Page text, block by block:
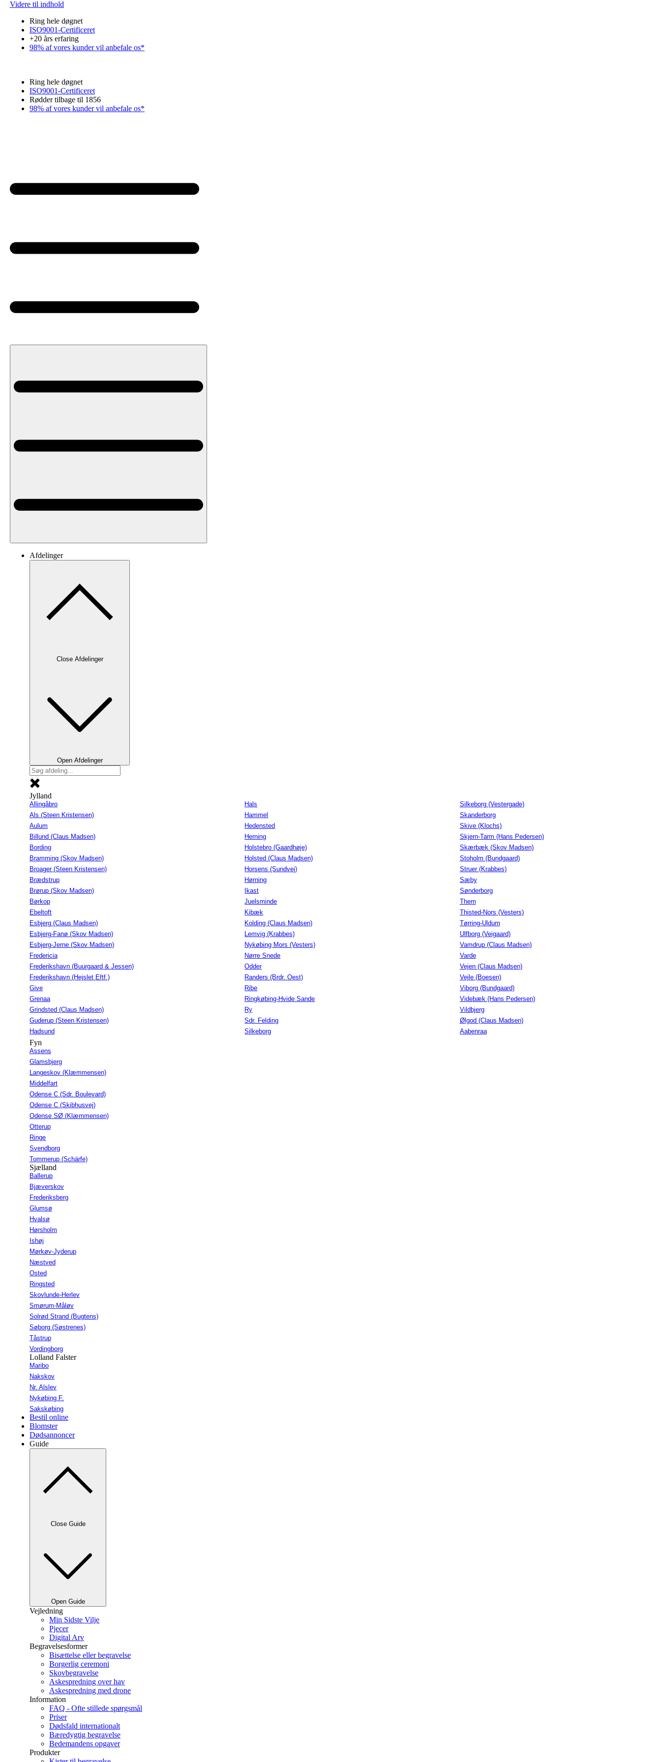
Videre til indhold
Ring hele døgnet
ISO9001-Certificeret
+20 års erfaring
98% af vores kunder vil anbefale os*
Ring hele døgnet
ISO9001-Certificeret
Rødder tilbage til 1856
98% af vores kunder vil anbefale os*
Afdelinger
Close Afdelinger
Open Afdelinger
Jylland
Allingåbro
Als (Steen Kristensen)
Aulum
Billund (Claus Madsen)
Bording
Bramming (Skov Madsen)
Broager (Steen Kristensen)
Brædstrup
Brørup (Skov Madsen)
Børkop
Ebeltoft
Esbjerg (Claus Madsen)
Esbjerg-Fanø (Skov Madsen)
Esbjerg-Jerne (Skov Madsen)
Fredericia
Frederikshavn (Buurgaard & Jessen)
Frederikshavn (Hejslet Eftf.)
Give
Grenaa
Grindsted (Claus Madsen)
Guderup (Steen Kristensen)
Hadsund
Hals
Hammel
Hedensted
Herning
Holstebro (Gaardhøje)
Holsted (Claus Madsen)
Horsens (Sundvej)
Hørning
Ikast
Juelsminde
Kibæk
Kolding (Claus Madsen)
Lemvig (Krabbes)
Nykøbing Mors (Vesters)
Nørre Snede
Odder
Randers (Brdr. Oest)
Ribe
Ringkøbing-Hvide Sande
Ry
Sdr. Felding
Silkeborg
Silkeborg (Vestergade)
Skanderborg
Skive (Klochs)
Skjern-Tarm (Hans Pedersen)
Skærbæk (Skov Madsen)
Stoholm (Bundgaard)
Struer (Krabbes)
Sæby
Sønderborg
Them
Thisted-Nors (Vesters)
Tørring-Uldum
Ulfborg (Veigaard)
Vamdrup (Claus Madsen)
Varde
Vejen (Claus Madsen)
Vejle (Boesen)
Viborg (Bundgaard)
Videbæk (Hans Pedersen)
Vildbjerg
Ølgod (Claus Madsen)
Aabenraa
Fyn
Assens
Glamsbjerg
Langeskov (Klæmmensen)
Middelfart
Odense C (Sdr. Boulevard)
Odense C (Skibhusvej)
Odense SØ (Klæmmensen)
Otterup
Ringe
Svendborg
Tommerup (Schärfe)
Sjælland
Ballerup
Bjæverskov
Frederiksberg
Glumsø
Hvalsø
Hørsholm
Ishøj
Mørkøv-Jyderup
Næstved
Osted
Ringsted
Skovlunde-Herlev
Smørum-Måløv
Solrød Strand (Bugtens)
Søborg (Søstrenes)
Tåstrup
Vordingborg
Lolland Falster
Maribo
Nakskov
Nr. Alslev
Nykøbing F.
Sakskøbing
Bestil online
Blomster
Dødsannoncer
Guide
Close Guide
Open Guide
Vejledning
Min Sidste Vilje
Pjecer
Digital Arv
Begravelsesformer
Bisættelse eller begravelse
Borgerlig ceremoni
Skovbegravelse
Askespredning over hav
Askespredning med drone
Information
FAQ - Ofte stillede spørgsmål
Priser
Dødsfald internationalt
Bæredygtig begravelse
Bedemandens opgaver
Produkter